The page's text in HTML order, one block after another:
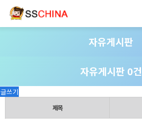
자유게시판
자유게시판 0건
글쓰기
제목